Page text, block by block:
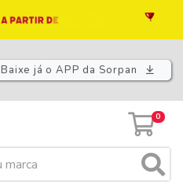
Baixe já o APP da Sorpan
0